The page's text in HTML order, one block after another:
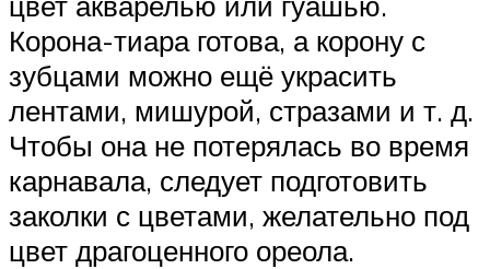
Корона-тиара готова, а корону с
зубцами можно ещё украсить
лентами, мишурой, стразами и т. д.
Чтобы она не потерялась во время
карнавала, следует подготовить
заколки с цветами, желательно под
цвет драгоценного ореола.